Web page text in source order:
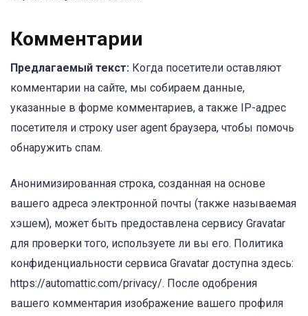
Комментарии
Предлагаемый текст: Когда посетители оставляют
комментарии на сайте, мы собираем данные,
указанные в форме комментариев, а также IP-адрес
посетителя и строку user agent браузера, чтобы помочь
обнаружить спам.
Анонимизированная строка, созданная на основе
вашего адреса электронной почты (также называемая
хэшем), может быть предоставлена сервису Gravatar
для проверки того, используете ли вы его. Политика
конфиденциальности сервиса Gravatar доступна здесь:
https://automattic.com/privacy/. После одобрения
вашего комментария изображение вашего профиля